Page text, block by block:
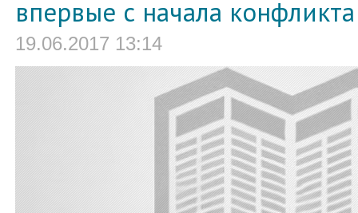
впервые с начала конфликта
19.06.2017 13:14